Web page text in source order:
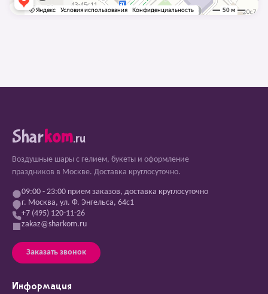
Sharkom.ru
Воздушные шары с гелием, букеты и оформление
праздников в Москве. Доставка круглосуточно.
09:00 - 23:00 прием заказов, доставка круглосуточно
г. Москва, ул. Ф. Энгельса, 64с1
+7 (495) 120-11-26
zakaz@sharkom.ru
Заказать звонок
Информация